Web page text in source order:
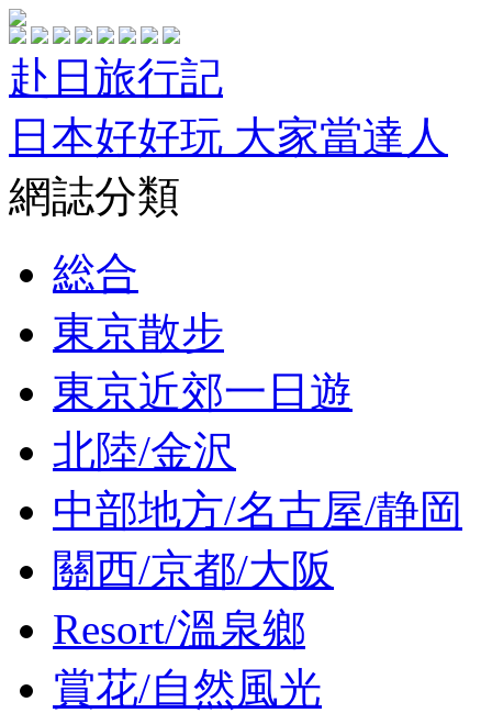
赴日旅行記
日本好好玩 大家當達人
網誌分類
総合
東京散步
東京近郊一日遊
北陸/金沢
中部地方/名古屋/静岡
關西/京都/大阪
Resort/溫泉鄉
賞花/自然風光